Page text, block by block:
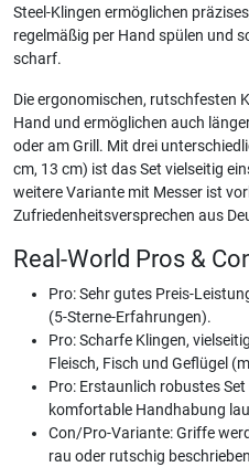
Steel-Klingen ermöglichen
regelmäßig per Hand spülen und
scharf.
Die ergonomischen, rutschfesten
Hand und ermöglichen auch
oder am Grill. Mit drei
cm, 13 cm) ist das Set vielseitig
weitere Variante mit Messer ist
Zufriedenheitsversprechen aus
Real-World Pros &
Pro: Sehr gutes Preis-
(5-Sterne-Erfahrungen).
Pro: Scharfe Klingen,
Fleisch, Fisch und Geflügel
Pro: Erstaunlich robustes
komfortable Handhabung
Con/Pro-Variante: Griffe
rau oder rutschig